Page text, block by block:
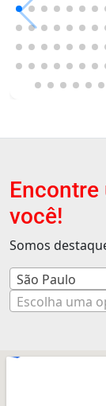
você!
Somos
São Paulo
Escolha uma